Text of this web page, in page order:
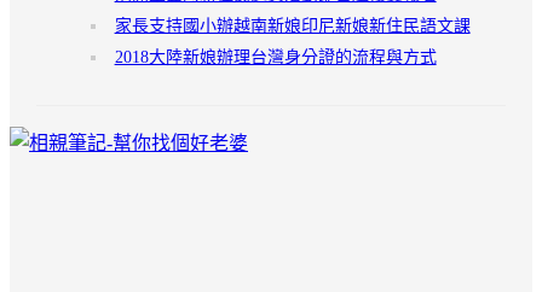
家長支持國小辦越南新娘印尼新娘新住民語文課
2018大陸新娘辦理台灣身分證的流程與方式